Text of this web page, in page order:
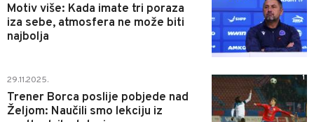
Motiv više: Kada imate tri poraza
iza sebe, atmosfera ne može biti
najbolja
29.11.2025.
Trener Borca poslije pobjede nad
Željom: Naučili smo lekciju iz
1